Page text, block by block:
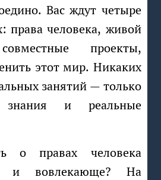
Вас ждут четыре
права человека, живой
проекты,
этот мир. Никаких
занятий — только
знания и реальные
и вовлекающе? На